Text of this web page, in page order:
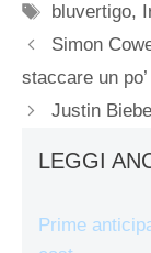
Tag
bluvertigo,
Simon
staccare un po’
Justin
LEGGI
Prime